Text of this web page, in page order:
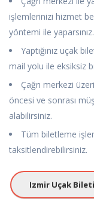
işlemlerinizi hizmet
yöntemi ile yaparsınız.
Yaptığınız uçak
mail yolu ile eksiksiz
Çağrı merkezi
öncesi ve sonrası
alabilirsiniz.
Tüm biletleme
taksitlendirebilirsiniz.
Izmir Uçak Bileti